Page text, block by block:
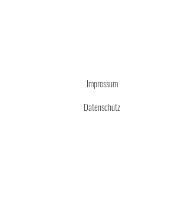
Impressum
Datenschutz